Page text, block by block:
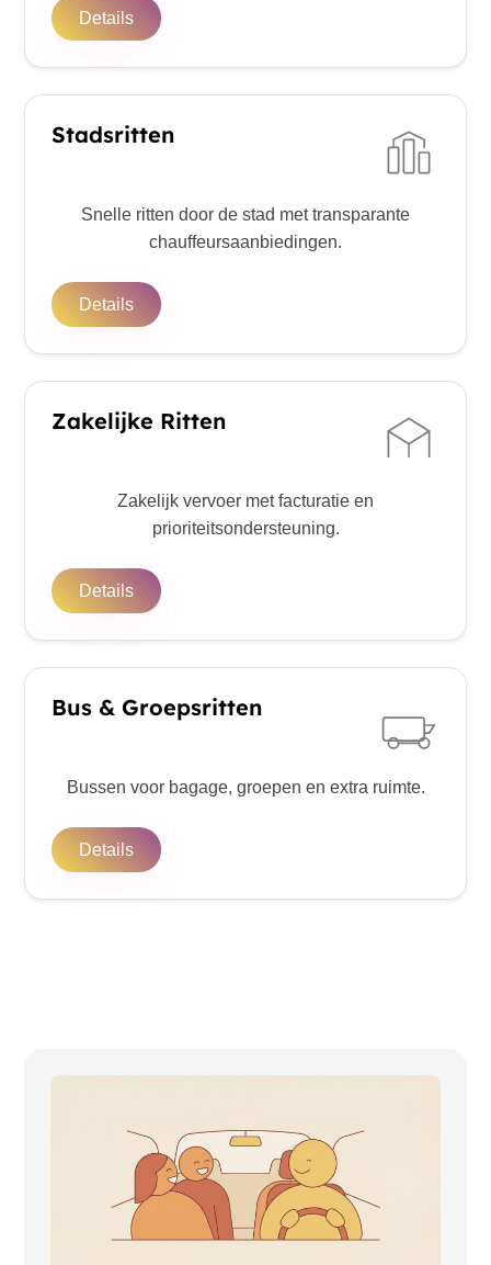
Details
Stadsritten
Snelle ritten door de stad met transparante
chauffeursaanbiedingen.
Details
Zakelijke Ritten
Zakelijk vervoer met facturatie en
prioriteitsondersteuning.
Details
Bus & Groepsritten
Bussen voor bagage, groepen en extra ruimte.
Details